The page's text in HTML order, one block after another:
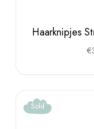
Haarknipjes
€
Sold